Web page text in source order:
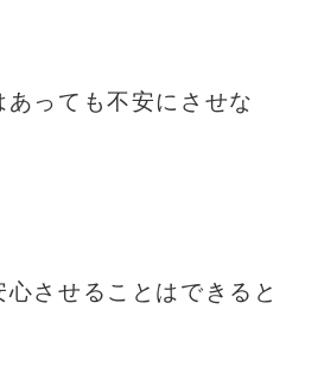
っても不安にさせな
心させることはできると